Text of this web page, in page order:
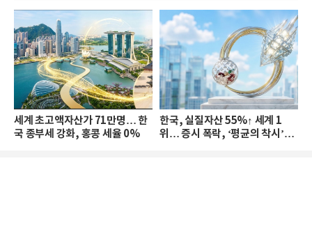
세계 초고액자산가 71만명… 한
국 종부세 강화, 홍콩 세율 0%
한국, 실질자산 55%↑ 세계 1
위… 증시 폭락, ‘평균의 착시’와